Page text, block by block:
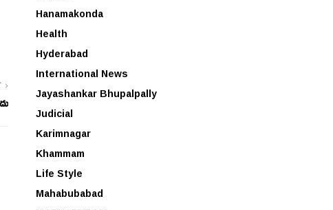
Hanamakonda
Health
Hyderabad
International News
Jayashankar Bhupalpally
Judicial
Karimnagar
Khammam
Life Style
Mahabubabad